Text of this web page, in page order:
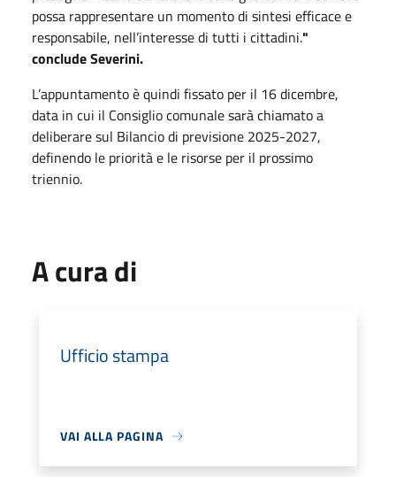
possa rappresentare un momento di sintesi efficace e
responsabile, nell’interesse di tutti i cittadini."
conclude Severini.
L’appuntamento è quindi fissato per il 16 dicembre,
data in cui il Consiglio comunale sarà chiamato a
deliberare sul Bilancio di previsione 2025-2027,
definendo le priorità e le risorse per il prossimo
triennio.
A cura di
Ufficio stampa
VAI ALLA PAGINA